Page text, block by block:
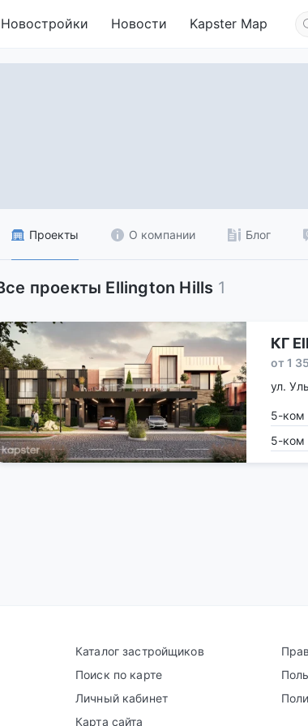
Новостройки Новости Kapster Map
Проекты О компании Блог
проекты Ellington Hills 1
КГ
от 1
ул.
5-ком
5-ком
Каталог застройщиков
Поиск по карте
Личный кабинет
Карта сайта